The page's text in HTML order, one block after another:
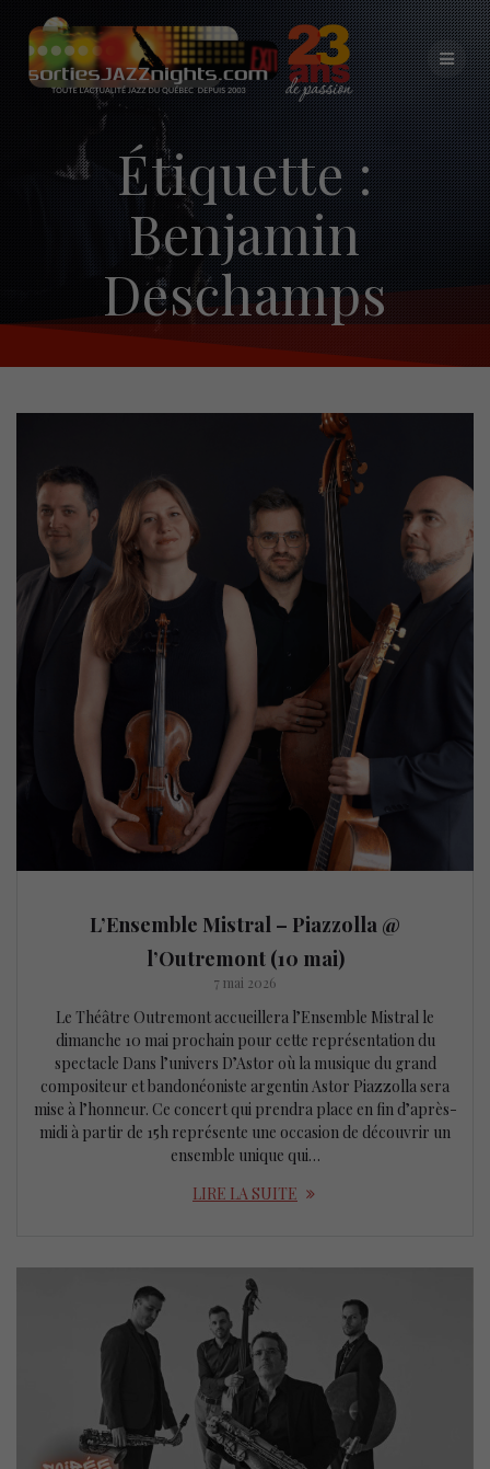
Skip
to
content
Étiquette :
Benjamin
Deschamps
L’Ensemble Mistral – Piazzolla @
l’Outremont (10 mai)
7 mai 2026
Le Théâtre Outremont accueillera l’Ensemble Mistral le
dimanche 10 mai prochain pour cette représentation du
spectacle Dans l’univers D’Astor où la musique du grand
compositeur et bandonéoniste argentin Astor Piazzolla sera
mise à l’honneur. Ce concert qui prendra place en fin d’après-
midi à partir de 15h représente une occasion de découvrir un
ensemble unique qui…
LIRE LA SUITE